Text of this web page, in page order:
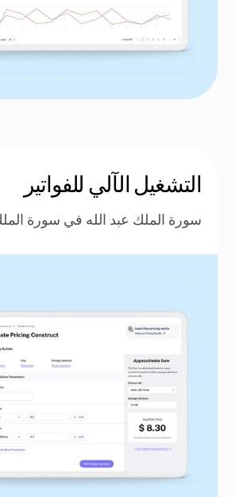
التشغيل الآلي للفواتير
سورة الملك عبد الله في سورة